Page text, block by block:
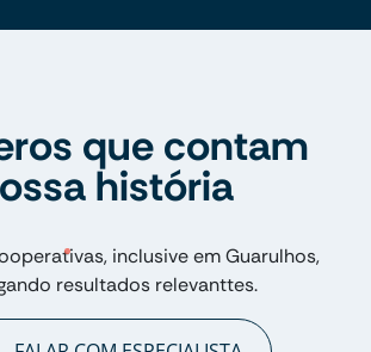
que contam
história
inclusive em Guarulhos,
resultados relevanttes.